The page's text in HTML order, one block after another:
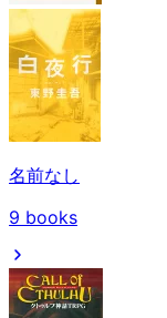
名前なし
9 books